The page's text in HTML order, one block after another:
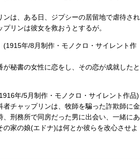
ンは、ある日、ジプシーの居留地で虐待され
リンは彼女を救おうとするが。
(1915年/8月制作・モノクロ・サイレント作
秘書の女性に恋をし、その恋が成就したと
年/5月制作・モノクロ・サイレント作品)
者チャップリンは、牧師を騙った詐欺師に金
、刑務所で同房だった男に出会い、一緒にあ
の家の娘(エドナ)は何とか彼らを改心させよ